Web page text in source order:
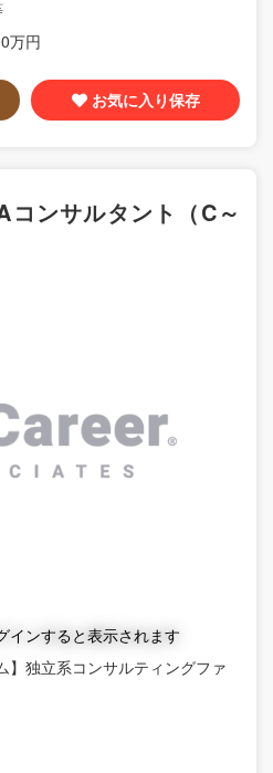
万円
お気に入り保存
コンサルタント（C～
インすると表示されます
】独立系コンサルティングファ